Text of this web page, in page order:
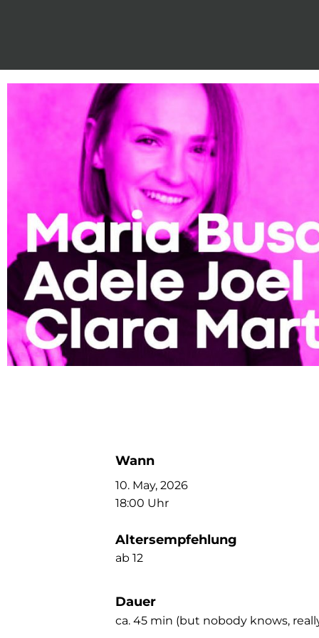
Wann
10. May, 2026
18:00 Uhr
Altersempfehlung
ab 12
Dauer
ca. 45 min (but nobody knows,